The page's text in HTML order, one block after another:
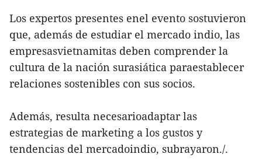
Los expertos presentes enel evento sostuvieron
que, además de estudiar el mercado indio, las
empresasvietnamitas deben comprender la
cultura de la nación surasiática paraestablecer
relaciones sostenibles con sus socios.
Además, resulta necesarioadaptar las
estrategias de marketing a los gustos y
tendencias del mercadoindio, subrayaron./.